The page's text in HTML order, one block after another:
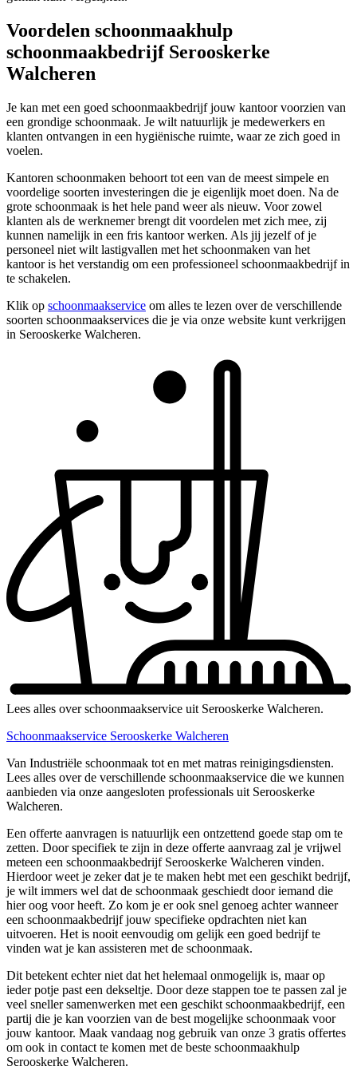
Voordelen schoonmaakhulp
schoonmaakbedrijf Serooskerke
Walcheren
Je kan met een goed schoonmaakbedrijf jouw kantoor voorzien van
een grondige schoonmaak. Je wilt natuurlijk je medewerkers en
klanten ontvangen in een hygiënische ruimte, waar ze zich goed in
voelen.
Kantoren schoonmaken behoort tot een van de meest simpele en
voordelige soorten investeringen die je eigenlijk moet doen. Na de
grote schoonmaak is het hele pand weer als nieuw. Voor zowel
klanten als de werknemer brengt dit voordelen met zich mee, zij
kunnen namelijk in een fris kantoor werken. Als jij jezelf of je
personeel niet wilt lastigvallen met het schoonmaken van het
kantoor is het verstandig om een professioneel schoonmaakbedrijf in
te schakelen.
Klik op schoonmaakservice om alles te lezen over de verschillende
soorten schoonmaakservices die je via onze website kunt verkrijgen
in Serooskerke Walcheren.
Lees alles over schoonmaakservice uit Serooskerke Walcheren.
Schoonmaakservice Serooskerke Walcheren
Van Industriële schoonmaak tot en met matras reinigingsdiensten.
Lees alles over de verschillende schoonmaakservice die we kunnen
aanbieden via onze aangesloten professionals uit Serooskerke
Walcheren.
Een offerte aanvragen is natuurlijk een ontzettend goede stap om te
zetten. Door specifiek te zijn in deze offerte aanvraag zal je vrijwel
meteen een schoonmaakbedrijf Serooskerke Walcheren vinden.
Hierdoor weet je zeker dat je te maken hebt met een geschikt bedrijf,
je wilt immers wel dat de schoonmaak geschiedt door iemand die
hier oog voor heeft. Zo kom je er ook snel genoeg achter wanneer
een schoonmaakbedrijf jouw specifieke opdrachten niet kan
uitvoeren. Het is nooit eenvoudig om gelijk een goed bedrijf te
vinden wat je kan assisteren met de schoonmaak.
Dit betekent echter niet dat het helemaal onmogelijk is, maar op
ieder potje past een dekseltje. Door deze stappen toe te passen zal je
veel sneller samenwerken met een geschikt schoonmaakbedrijf, een
partij die je kan voorzien van de best mogelijke schoonmaak voor
jouw kantoor. Maak vandaag nog gebruik van onze 3 gratis offertes
om ook in contact te komen met de beste schoonmaakhulp
Serooskerke Walcheren.